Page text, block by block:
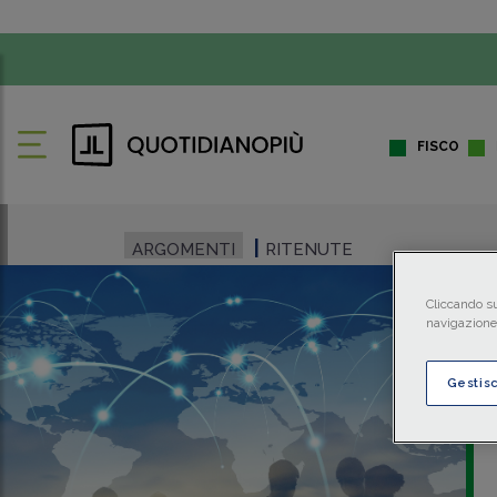
FISCO
ARGOMENTI RITENUTE
Cliccando